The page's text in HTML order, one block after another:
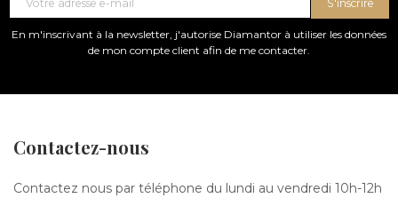
S'inscrire
En m'inscrivant à la newsletter, j'autorise Diamantor à utiliser les données
de mon compte client afin de me contacter.
Contactez-nous
Contactez nous par téléphone du lundi au vendredi 10h-12h